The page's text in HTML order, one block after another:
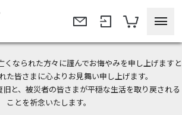
くなられた方々に謹んでお悔やみを申し上げますと
た皆さまに心よりお見舞い申し上げます。
と、被災者の皆さまが平穏な生活を取り戻される
ことを祈念いたします。
1,000円OFFクーポンプレゼント！
知らせ＞